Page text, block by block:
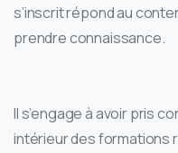
s’inscrit répond au
prendre connaissance.
Il s’engage à avoir pris
intérieur des formations